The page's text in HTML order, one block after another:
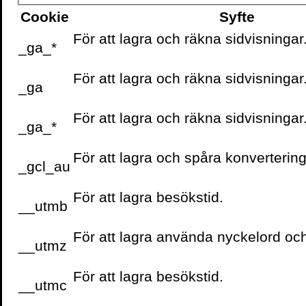
snabba besök hos en
Så jag tar ett nytt djupt
bygga bron som Mr
Well Mrs
– Lägg den tredje
Många torn. Med
in. Torn istället för
Cookie Syfte
_ga_*
För att lagra och räkna sidvisningar.
_ga
För att lagra och räkna sidvisningar.
_ga_*
För att lagra och räkna sidvisningar.
_gcl_au
För att lagra och spåra
__utmb
För att lagra besökstid.
__utmz
För att lagra använda nyckelord
__utmc
För att lagra besökstid.